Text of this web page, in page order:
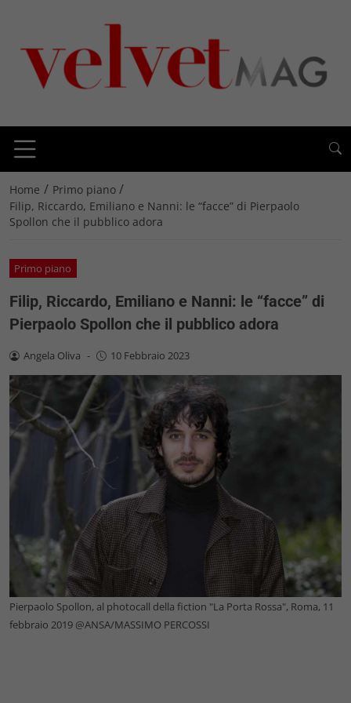
Home / Primo piano /
Filip, Riccardo, Emiliano e Nanni: le “facce” di Pierpaolo
Spollon che il pubblico adora
Primo piano
Filip, Riccardo, Emiliano e Nanni: le “facce” di
Pierpaolo Spollon che il pubblico adora
Angela Oliva - 10 Febbraio 2023
Pierpaolo Spollon, al photocall della fiction "La Porta Rossa", Roma, 11
febbraio 2019 @ANSA/MASSIMO PERCOSSI